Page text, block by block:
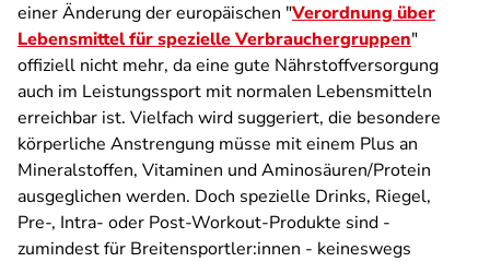
einer Änderung der europäischen "Verordnung über
Lebensmittel für spezielle Verbrauchergruppen"
offiziell nicht mehr, da eine gute Nährstoffversorgung
auch im Leistungssport mit normalen Lebensmitteln
erreichbar ist. Vielfach wird suggeriert, die besondere
körperliche Anstrengung müsse mit einem Plus an
Mineralstoffen, Vitaminen und Aminosäuren/Protein
ausgeglichen werden. Doch spezielle Drinks, Riegel,
Pre-, Intra- oder Post-Workout-Produkte sind -
zumindest für Breitensportler:innen - keineswegs